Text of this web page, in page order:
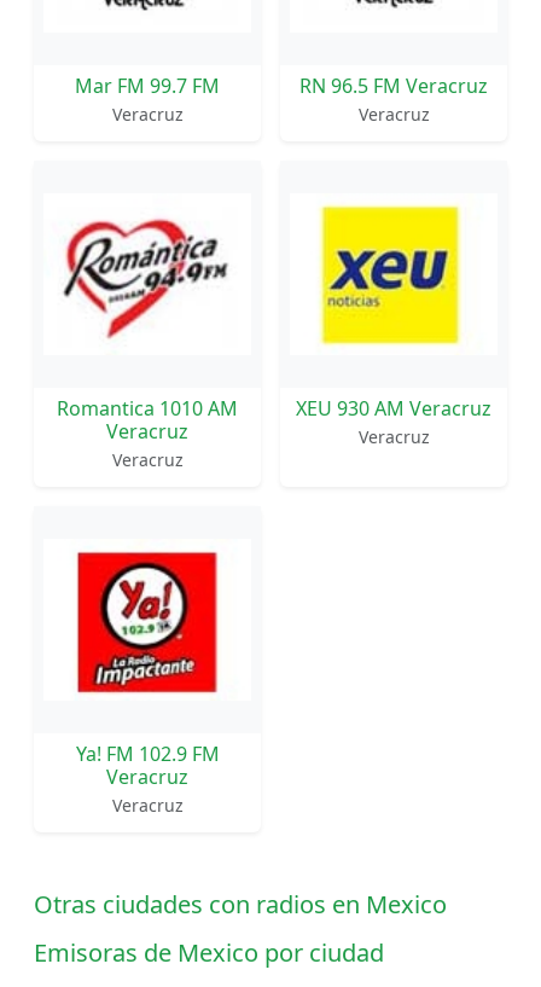
Mar FM 99.7 FM
Veracruz
RN 96.5 FM Veracruz
Veracruz
Romantica 1010 AM
Veracruz
Veracruz
XEU 930 AM Veracruz
Veracruz
Ya! FM 102.9 FM
Veracruz
Veracruz
Otras ciudades con radios en Mexico
Emisoras de Mexico por ciudad